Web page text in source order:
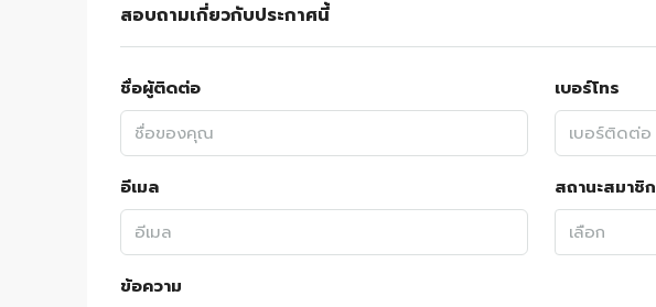
สอบถามเกี่ยวกับประกาศนี้
ชื่อผู้ติดต่อ เบอร์โทร
อีเมล
สถานะสมาชิก
เลือก
ข้อความ